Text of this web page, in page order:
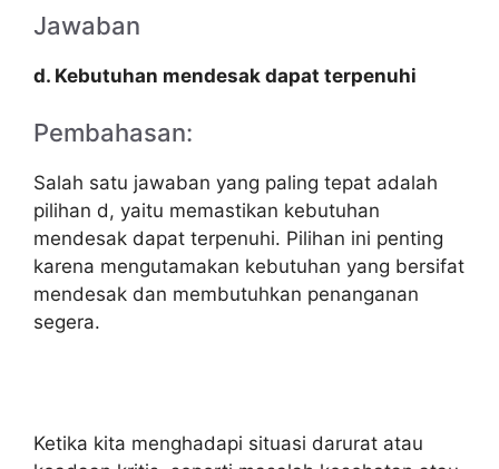
Jawaban
d. Kebutuhan mendesak dapat terpenuhi
Pembahasan:
Salah satu jawaban yang paling tepat adalah
pilihan d, yaitu memastikan kebutuhan
mendesak dapat terpenuhi. Pilihan ini penting
karena mengutamakan kebutuhan yang bersifat
mendesak dan membutuhkan penanganan
segera.
Ketika kita menghadapi situasi darurat atau